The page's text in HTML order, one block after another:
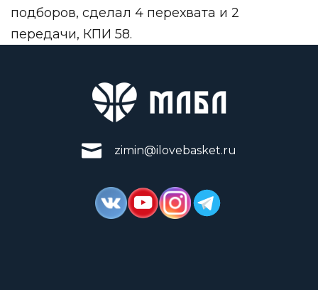
подборов, сделал 4 перехвата и 2
передачи, КПИ 58.
zimin@ilovebasket.ru